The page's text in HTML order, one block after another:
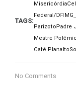
TAGS:
Misericórdia
Federal/DF
Parizoto Padre
Mestre
Café Planalto
No Comments